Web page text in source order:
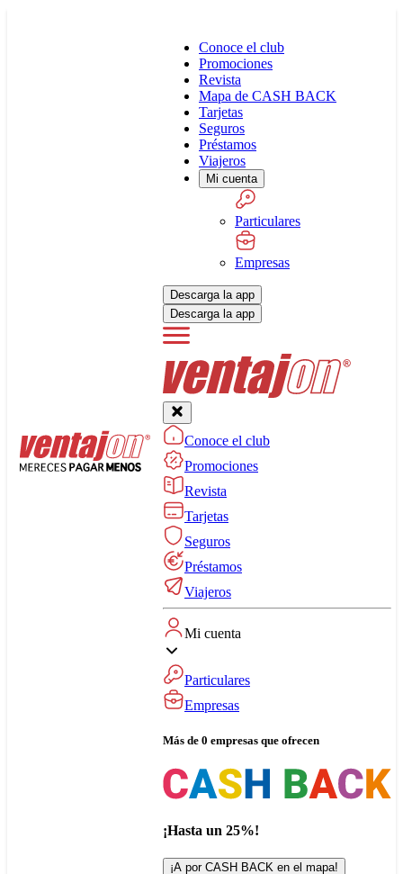
Conoce el club
Promociones
Revista
Mapa de CASH BACK
Tarjetas
Seguros
Préstamos
Viajeros
Mi cuenta
Particulares
Empresas
Descarga la app
Descarga la app
Conoce el club
Promociones
Revista
Tarjetas
Seguros
Préstamos
Viajeros
Mi cuenta
Particulares
Empresas
Más de 0 empresas que ofrecen
¡Hasta un 25%!
¡A por CASH BACK en el mapa!